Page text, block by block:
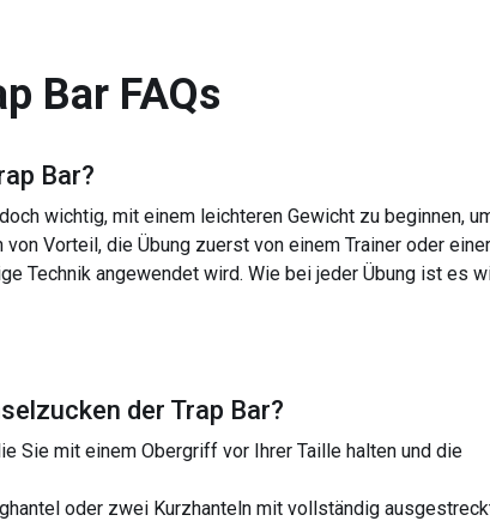
Bar FAQs
Bar?
wichtig, mit einem leichteren Gewicht zu beginnen,
Vorteil, die Übung zuerst von einem Trainer oder einer
Technik angewendet wird. Wie bei jeder Übung ist es
der Trap Bar?
Sie mit einem Obergriff vor Ihrer Taille halten und die
oder zwei Kurzhanteln mit vollständig